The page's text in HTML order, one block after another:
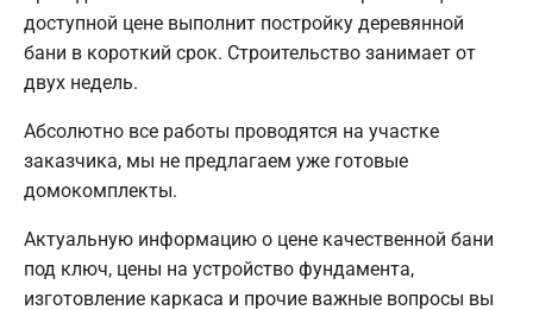
доступной цене выполнит постройку деревянной
бани в короткий срок. Строительство занимает от
двух недель.
Абсолютно все работы проводятся на участке
заказчика, мы не предлагаем уже готовые
домокомплекты.
Актуальную информацию о цене качественной бани
под ключ, цены на устройство фундамента,
изготовление каркаса и прочие важные вопросы вы